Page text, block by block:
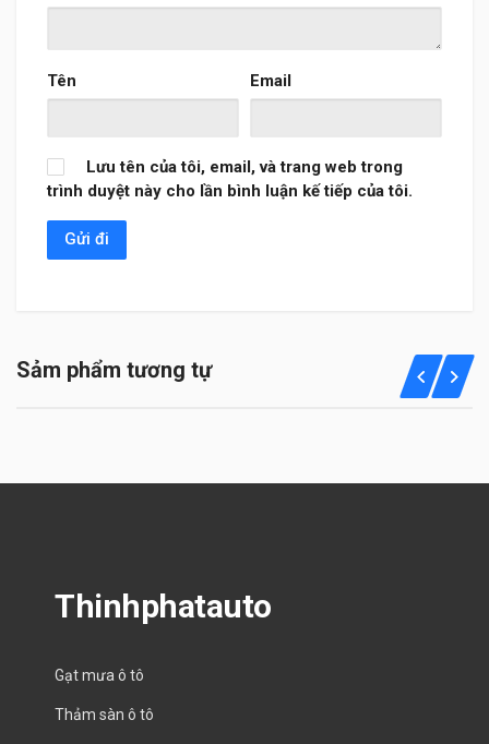
Tên Email
Lưu tên của tôi, email, và trang web trong
trình duyệt này cho lần bình luận kế tiếp của tôi.
Sảm phẩm tương tự
Thinhphatauto
Gạt mưa ô tô
Thảm sàn ô tô